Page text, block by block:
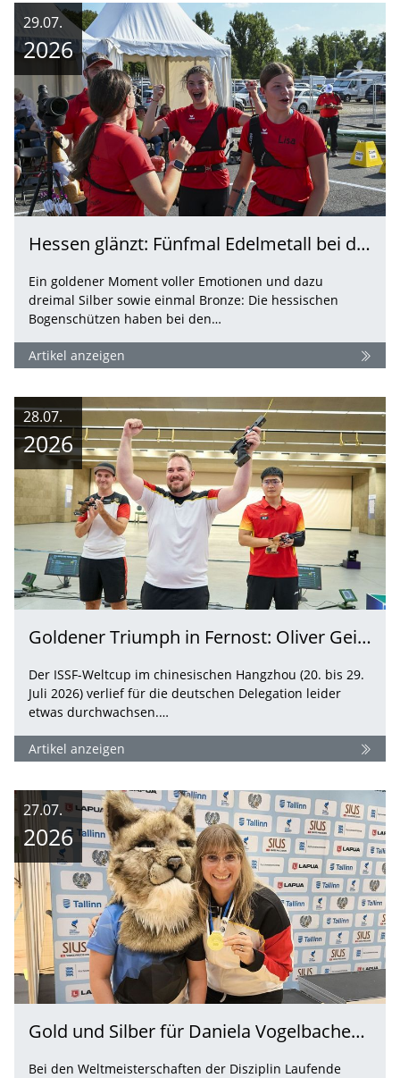
29.07.
2026
Hessen glänzt: Fünfmal Edelmetall bei den „Finals“ in Hannover
Ein goldener Moment voller Emotionen und dazu
dreimal Silber sowie einmal Bronze: Die hessischen
Bogenschützen haben bei den…
Artikel anzeigen
28.07.
2026
Goldener Triumph in Fernost: Oliver Geis krönt sich zum Weltcup-Sieger in Hangzhou
Der ISSF-Weltcup im chinesischen Hangzhou (20. bis 29.
Juli 2026) verlief für die deutschen Delegation leider
etwas durchwachsen.…
Artikel anzeigen
27.07.
2026
Gold und Silber für Daniela Vogelbacher - Herausragender Erfolg bei der WM Laufende Scheibe in…
Bei den Weltmeisterschaften der Disziplin Laufende